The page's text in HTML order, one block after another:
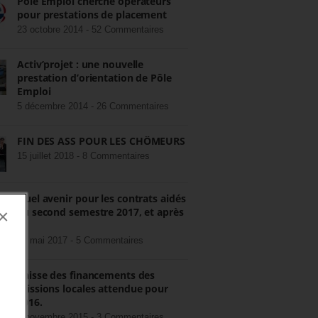
pour prestations de placement
23 octobre 2014 - 52 Commentaires
Activ’projet : une nouvelle
prestation d’orientation de Pôle
Emploi
5 décembre 2014 - 26 Commentaires
FIN DES ASS POUR LES CHÔMEURS
15 juillet 2018 - 8 Commentaires
Quel avenir pour les contrats aidés
au second semestre 2017, et après
22 mai 2017 - 5 Commentaires
Baisse des financements des
missions locales attendue pour
2016.